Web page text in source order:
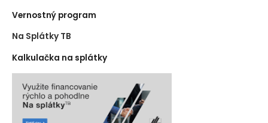
Vernostný program
Na Splátky TB
Kalkulačka na splátky